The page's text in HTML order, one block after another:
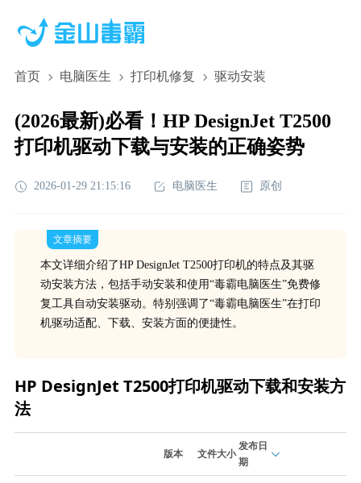
首页 电脑医生 打印机修复 驱动安装
(2026最新)必看！HP DesignJet T2500
打印机驱动下载与安装的正确姿势
2026-01-29 21:15:16 电脑医生 原创
文章摘要
本文详细介绍了HP DesignJet T2500打印机的特点及其驱
动安装方法，包括手动安装和使用“毒霸电脑医生”免费修
复工具自动安装驱动。特别强调了“毒霸电脑医生”在打印
机驱动适配、下载、安装方面的便捷性。
HP DesignJet T2500打印机驱动下载和安装方
法
版本 文件大小
发布日
期